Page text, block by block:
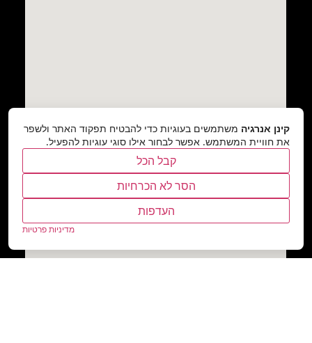
קינן אנרגיה משתמשים בעוגיות כדי להבטיח תפקוד האתר ולשפר
את חוויית המשתמש. אפשר לבחור אילו סוגי עוגיות להפעיל.
קבל הכל
הסר לא הכרחיות
העדפות
מדיניות פרטיות